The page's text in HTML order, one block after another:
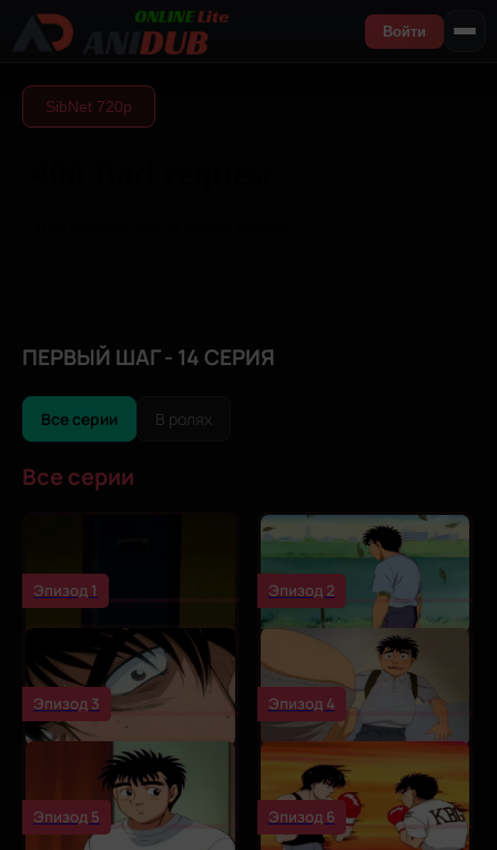
Войти
SibNet 720р
ПЕРВЫЙ ШАГ - 14 СЕРИЯ
Все серии В ролях
Все серии
Эпизод 1 Эпизод 2
Эпизод 3 Эпизод 4
Эпизод 5 Эпизод 6